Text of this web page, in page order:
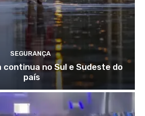
SEGURANÇA
continua no Sul e Sudeste do
país